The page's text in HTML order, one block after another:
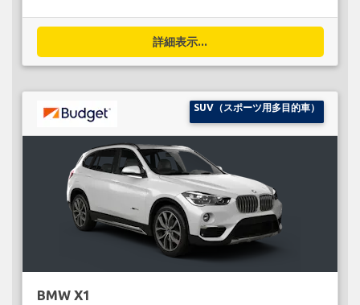
詳細表示...
SUV（スポーツ用多目的車）
BMW X1